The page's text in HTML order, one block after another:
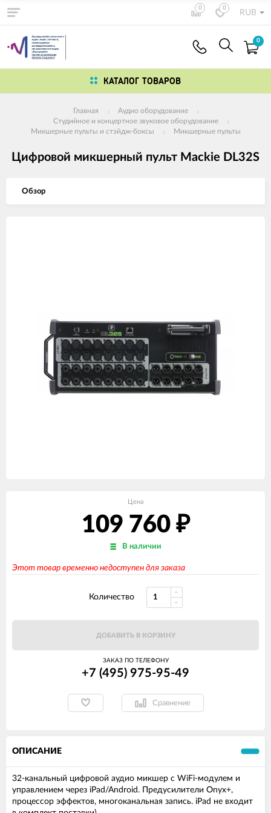
0 0
RUB
0
КАТАЛОГ ТОВАРОВ
Главная
Аудио оборудование
Студийное и концертное звуковое оборудование
Микшерные пульты и стэйдж-боксы
Микшерные пульты
Цифровой микшерный пульт Mackie DL32S
Обзор
Цена
109 760 ₽
В наличии
Этот товар временно недоступен для заказа
Количество
ДОБАВИТЬ В КОРЗИНУ
ЗАКАЗ ПО ТЕЛЕФОНУ
+7 (495) 975-95-49
Сравнение
ОПИСАНИЕ
32-канальный цифровой аудио микшер с WiFi-модулем и
управлением через iPad/Android. Предусилители Onyx+,
процессор эффектов, многоканальная запись. iPad не входит